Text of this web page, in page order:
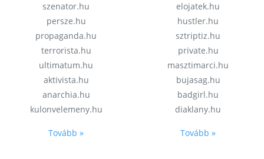
szenator.hu
persze.hu
propaganda.hu
terrorista.hu
ultimatum.hu
aktivista.hu
anarchia.hu
kulonvelemeny.hu
Tovább »
elojatek.hu
hustler.hu
sztriptiz.hu
private.hu
masztimarci.hu
bujasag.hu
badgirl.hu
diaklany.hu
Tovább »